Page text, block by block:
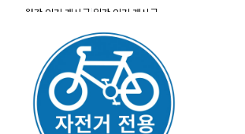
월간 인기 게시글|일간 인기 게시글
잔차나라 화이팅!!
감사합니다 파이팅!!!!
2/14/2025
서준22:03:11
저 첫 로드로 힉스 바버비 살려하는데 괜찮
나요?